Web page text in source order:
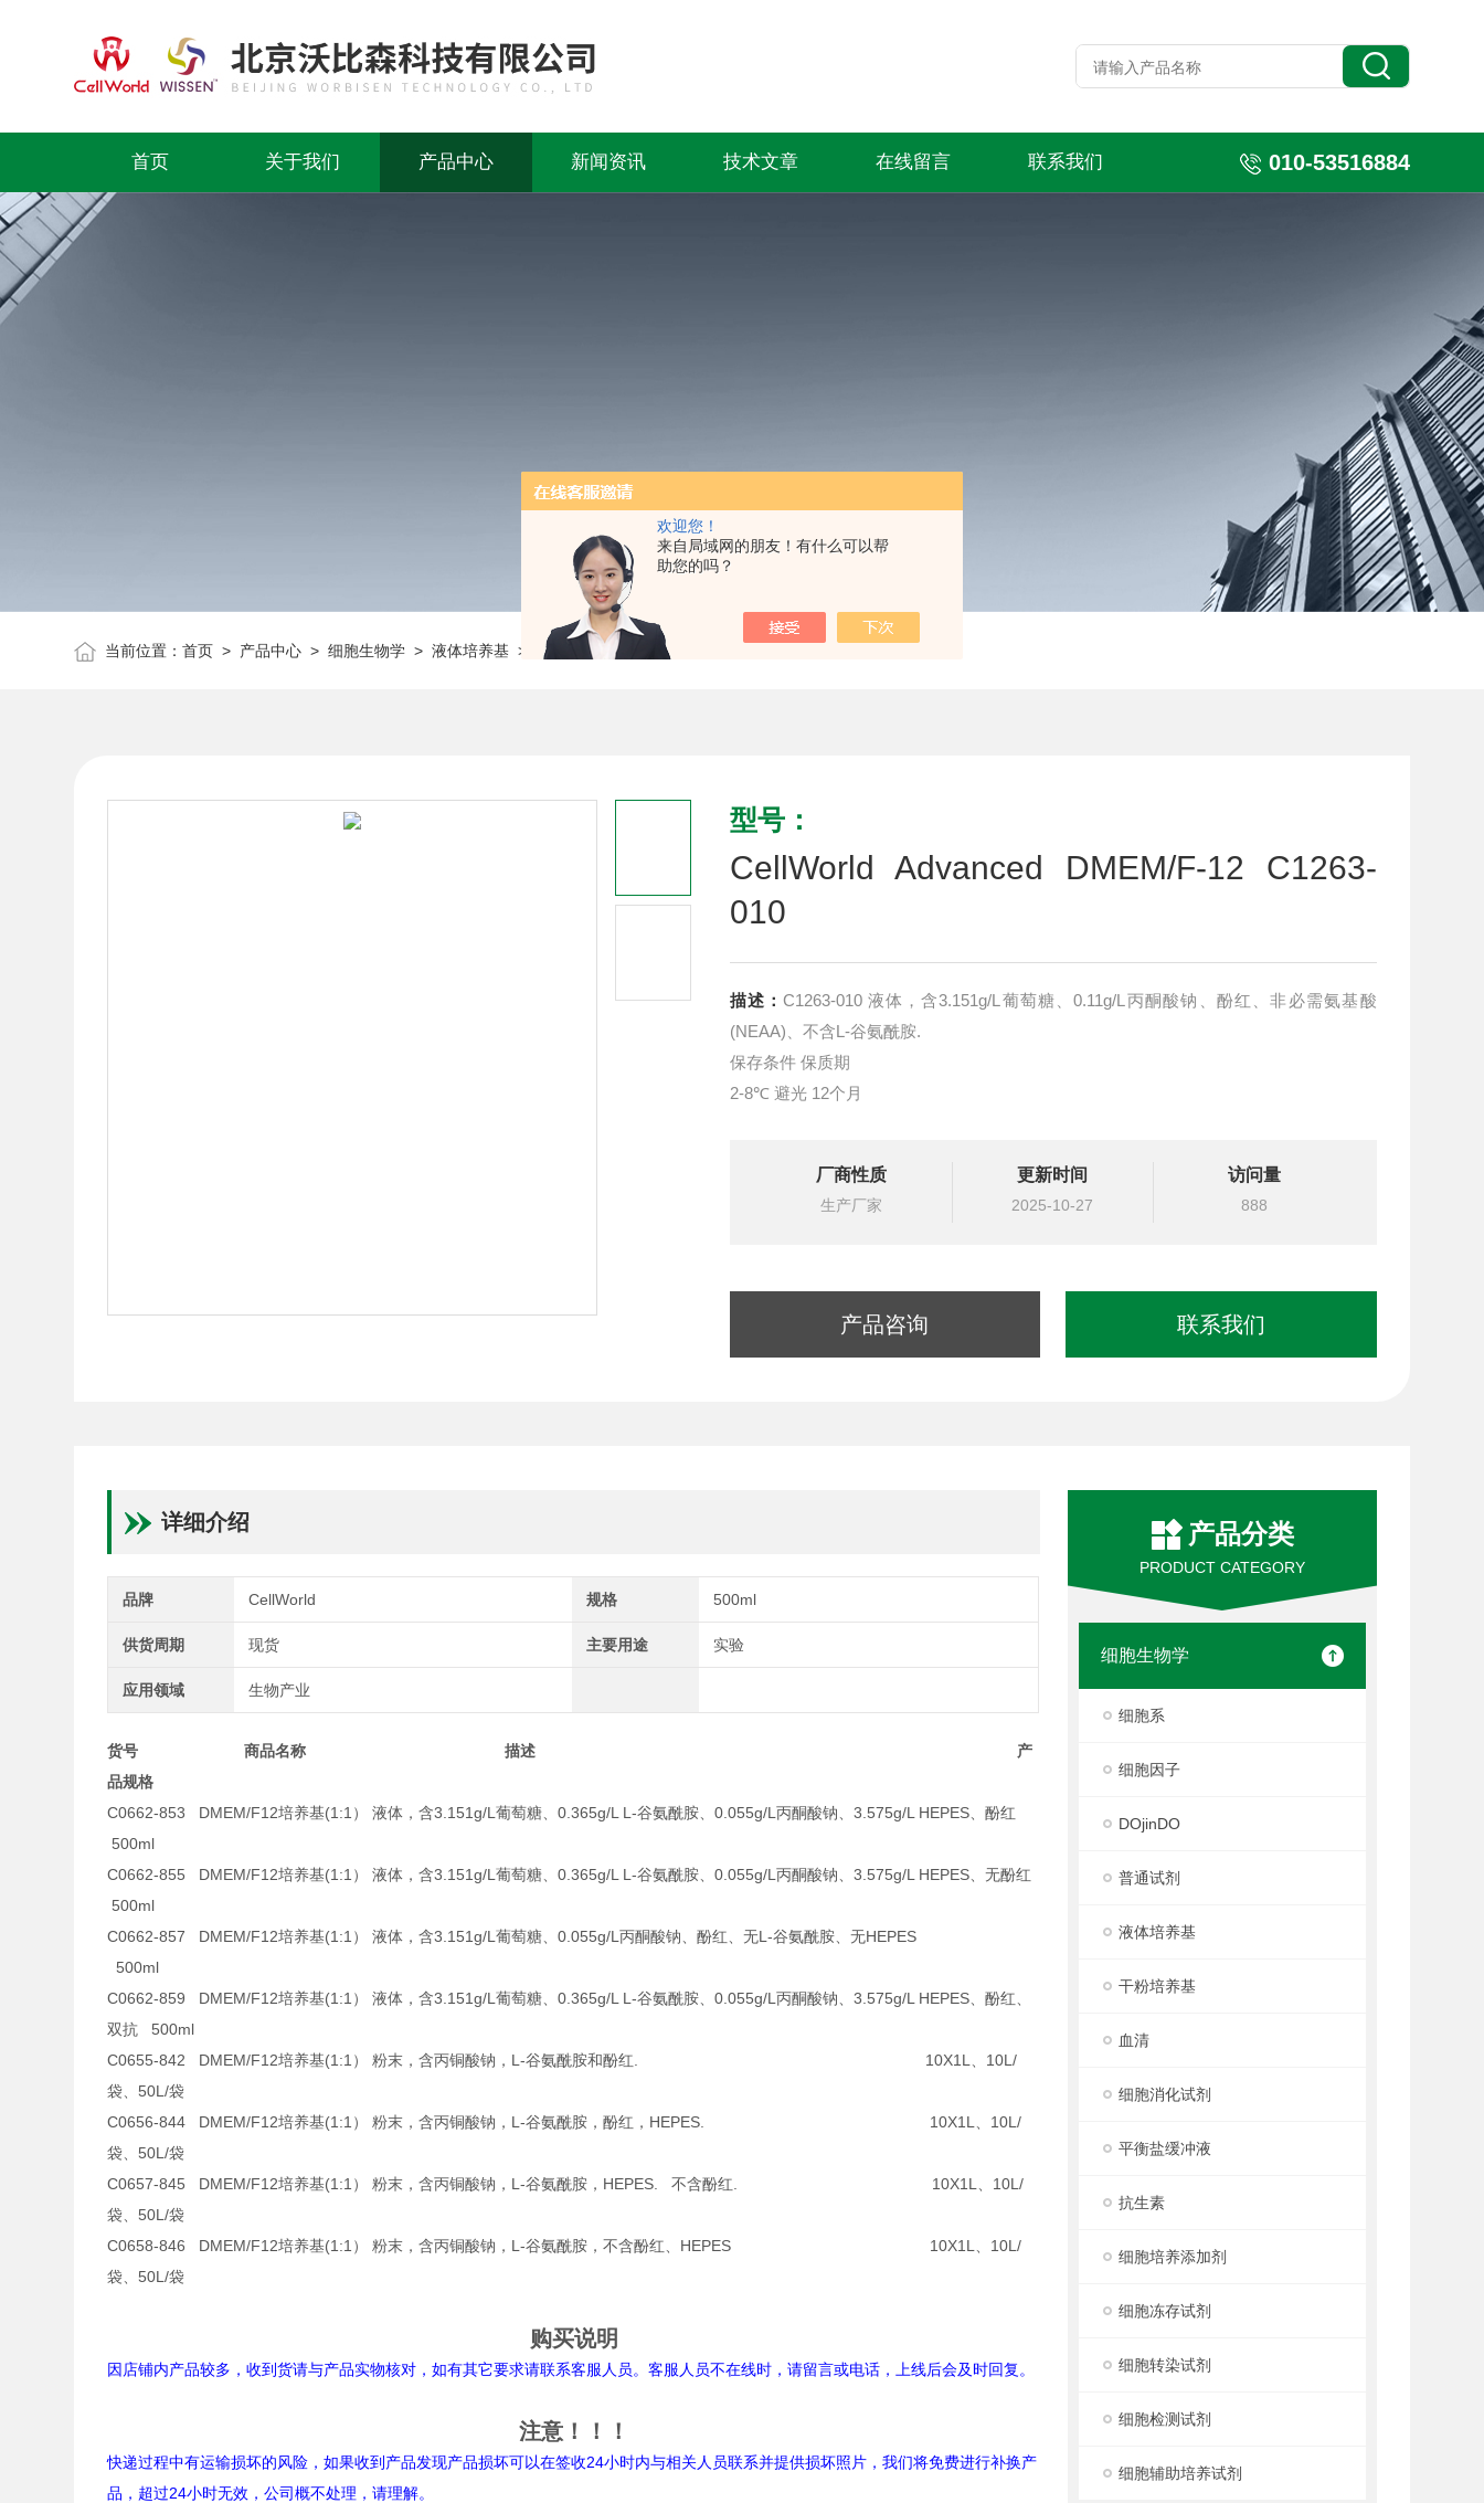
欢迎您！
来自局域网的朋友！有什么可以帮
助您的吗？
首页 关于我们 产品中心 新闻资讯 技术文章 在线留言 联系我们 010-53516884
当前位置：首页 > 产品中心 >细胞生物学 >液体培养基 > CellWorld Advanced DMEM/F-12 C1263-010
型号：
CellWorld Advanced DMEM/F-12 C1263-
010
描述： C1263-010 液体，含3.151g/L葡萄糖、0.11g/L丙酮酸钠、酚红、非必需氨基酸
(NEAA)、不含L-谷氨酰胺.
保存条件 保质期
2-8℃ 避光 12个月
厂商性质
生产厂家
更新时间
2025-10-27
访问量
888
产品咨询 联系我们
产品分类
PRODUCT CATEGORY
细胞生物学
细胞系
细胞因子
DOjinDO
普通试剂
液体培养基
干粉培养基
血清
细胞消化试剂
平衡盐缓冲液
抗生素
细胞培养添加剂
细胞冻存试剂
细胞转染试剂
细胞检测试剂
细胞辅助培养试剂
详细介绍
品牌 CellWorld 规格 500ml
供货周期 现货 主要用途 实验
应用领域 生物产业
货号 商品名称 描述 产
品规格
C0662-853 DMEM/F12培养基(1:1） 液体，含3.151g/L葡萄糖、0.365g/L L-谷氨酰胺、0.055g/L丙酮酸钠、3.575g/L HEPES、酚红
500ml
C0662-855 DMEM/F12培养基(1:1） 液体，含3.151g/L葡萄糖、0.365g/L L-谷氨酰胺、0.055g/L丙酮酸钠、3.575g/L HEPES、无酚红
500ml
C0662-857 DMEM/F12培养基(1:1） 液体，含3.151g/L葡萄糖、0.055g/L丙酮酸钠、酚红、无L-谷氨酰胺、无HEPES
500ml
C0662-859 DMEM/F12培养基(1:1） 液体，含3.151g/L葡萄糖、0.365g/L L-谷氨酰胺、0.055g/L丙酮酸钠、3.575g/L HEPES、酚红、
双抗 500ml
C0655-842 DMEM/F12培养基(1:1） 粉末，含丙铜酸钠，L-谷氨酰胺和酚红. 10X1L、10L/
袋、50L/袋
C0656-844 DMEM/F12培养基(1:1） 粉末，含丙铜酸钠，L-谷氨酰胺，酚红，HEPES. 10X1L、10L/
袋、50L/袋
C0657-845 DMEM/F12培养基(1:1） 粉末，含丙铜酸钠，L-谷氨酰胺，HEPES. 不含酚红. 10X1L、10L/
袋、50L/袋
C0658-846 DMEM/F12培养基(1:1） 粉末，含丙铜酸钠，L-谷氨酰胺，不含酚红、HEPES 10X1L、10L/
袋、50L/袋
购买说明
因店铺内产品较多，收到货请与产品实物核对，如有其它要求请联系客服人员。客服人员不在线时，请留言或电话，上线后会及时回复。
注意！！！
快递过程中有运输损坏的风险，如果收到产品发现产品损坏可以在签收24小时内与相关人员联系并提供损坏照片，我们将免费进行补换产
品，超过24小时无效，公司概不处理，请理解。